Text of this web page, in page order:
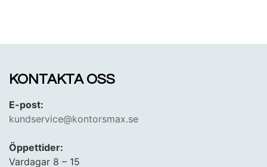
KONTAKTA OSS
E-post:
kundservice@kontorsmax.se
Öppettider:
Vardagar 8 – 15